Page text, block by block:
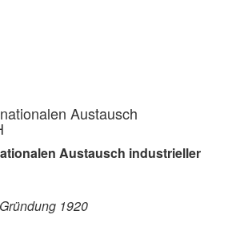
Austausch
Austausch industrieller
1920